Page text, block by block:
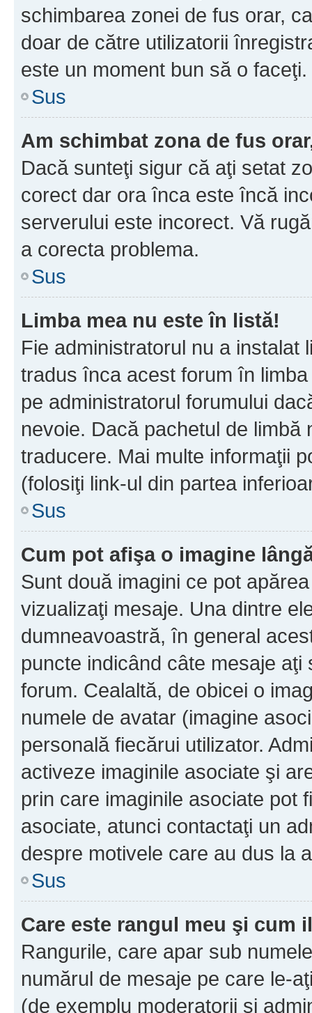
schimbarea zonei de fus orar,
doar de către utilizatorii
este un moment bun să o faceţi.
Sus
Am schimbat zona de fus
Dacă sunteţi sigur că aţi setat
corect dar ora înca este încă
serverului este incorect. Vă
a corecta problema.
Sus
Limba mea nu este în listă!
Fie administratorul nu a instalat
tradus înca acest forum în
pe administratorul forumului
nevoie. Dacă pachetul de
traducere. Mai multe informaţii
(folosiţi link-ul din partea
Sus
Cum pot afişa o imagine
Sunt două imagini ce pot
vizualizaţi mesaje. Una dintre
dumneavoastră, în general
puncte indicând câte mesaje
forum. Cealaltă, de obicei o
numele de avatar (imagine
personală fiecărui utilizator.
activeze imaginile asociate şi
prin care imaginile asociate pot
asociate, atunci contactaţi un
despre motivele care au dus la
Sus
Care este rangul meu şi cum
Rangurile, care apar sub
numărul de mesaje pe care le-
(de exemplu moderatorii şi